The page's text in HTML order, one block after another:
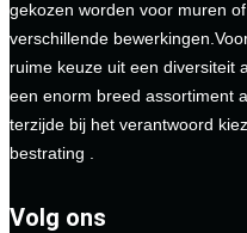
gekozen worden voor muren
verschillende
ruime keuze uit een diversiteit
een enorm breed assortiment
terzijde bij het verantwoord
bestrating .
Volg ons